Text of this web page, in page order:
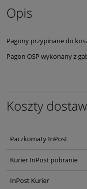
Opis
Pagony przypinane do
Pagon OSP wykonany z
Koszty
Cena nie zawiera
Paczkomaty InPost
Kurier InPost pobranie
InPost Kurier